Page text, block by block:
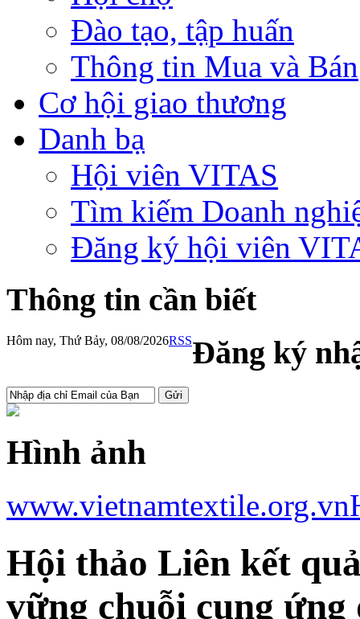
Đào tạo, tập huấn
Thông tin Mua và Bán
Cơ hội giao thương
Danh bạ
Hội viên VITAS
Tìm kiếm Doanh
Đăng ký hội viên
Thông tin cần biết
Hôm nay, Thứ Bảy, 08/08/2026RSSĐăng ký
Hình ảnh
www.vietnamtextile.org.vn
Hội thảo Liên kết
vững chuỗi cung ứng